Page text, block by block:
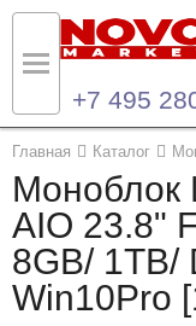
+7 495
Главная Каталог
Моноблок
AIO 23.8"
8GB/ 1TB/
Win10Pro
Назад
Каталог продукции
Ноутбуки и ультрабуки
Компьютеры
Назад
Контакты
Контактная информация